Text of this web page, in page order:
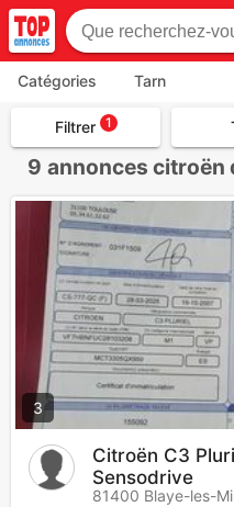
Catégories Tarn
Filtrer 1
9 annonces citroën
3
Citroën C3
Sensodrive
81400 Blaye-les-